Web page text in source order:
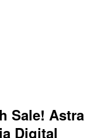
Sale! Astra
Digital